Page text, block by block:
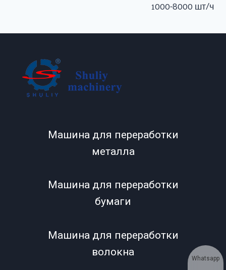
1000-8000 шт/ч
Машина для переработки
металла
Машина для переработки
бумаги
Машина для переработки
волокна
Whatsapp